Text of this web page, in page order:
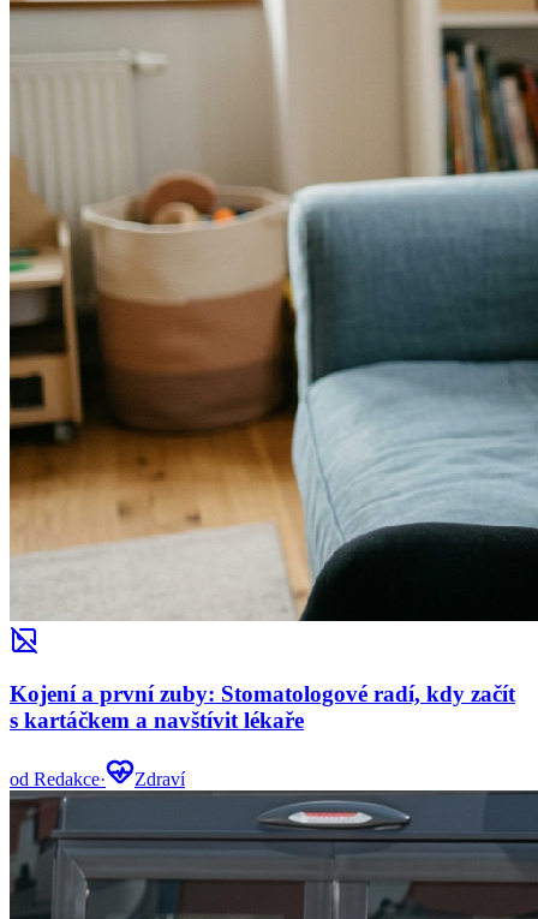
Kojení a první zuby: Stomatologové radí, kdy začít
s kartáčkem a navštívit lékaře
od Redakce· Zdraví